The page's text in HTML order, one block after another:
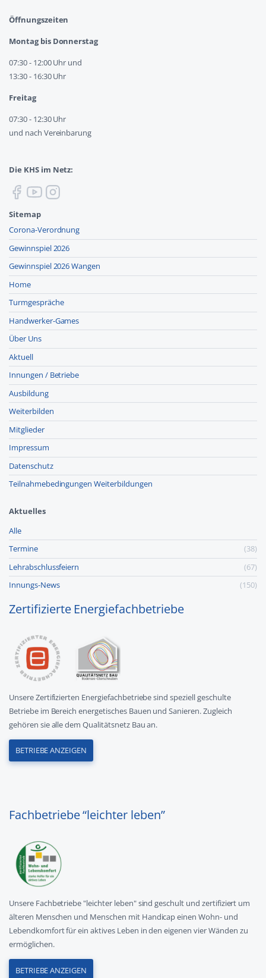
Öffnungszeiten
Montag bis Donnerstag
07:30 - 12:00 Uhr und
13:30 - 16:30 Uhr
Freitag
07:30 - 12:30 Uhr
und nach Vereinbarung
Die KHS im Netz:
Sitemap
Corona-Verordnung
Gewinnspiel 2026
Gewinnspiel 2026 Wangen
Home
Turmgespräche
Handwerker-Games
Über Uns
Aktuell
Innungen / Betriebe
Ausbildung
Weiterbilden
Mitglieder
Impressum
Datenschutz
Teilnahmebedingungen Weiterbildungen
Aktuelles
Alle
Termine
(38)
Lehr­abschluss­feiern
(67)
Innungs-News
(150)
Zertifizierte Energiefachbetriebe
Unsere Zertifizierten Energiefachbetriebe sind speziell geschulte
Betriebe im Bereich energetisches Bauen und Sanieren. Zugleich
gehören sie alle dem Qualitätsnetz Bau an.
BETRIEBE ANZEIGEN
Fachbetriebe “leichter leben”
Unsere Fachbetriebe "leichter leben" sind geschult und zertifiziert um
älteren Menschen und Menschen mit Handicap einen Wohn- und
Lebendkomfort für ein aktives Leben in den eigenen vier Wänden zu
ermöglichen.
BETRIEBE ANZEIGEN